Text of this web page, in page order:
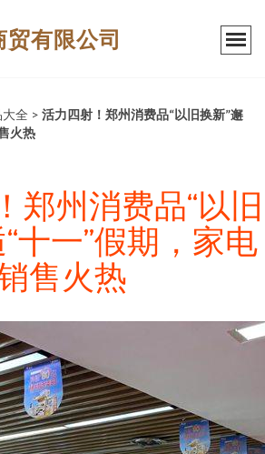
有限公司
全 > 活力四射！郑州消费品“以旧换新”邂
火热
郑州消费品“以旧
十一”假期，家电
售火热